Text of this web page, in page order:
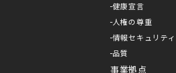
健康宣言
人権の尊重
情報セキュリティ
品質
事業拠点